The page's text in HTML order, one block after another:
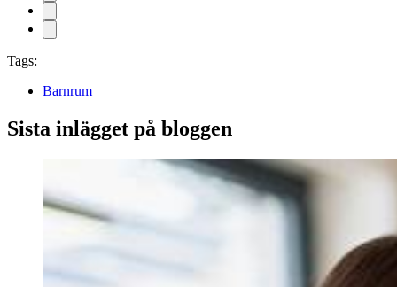
Tags:
Barnrum
Sista inlägget på bloggen